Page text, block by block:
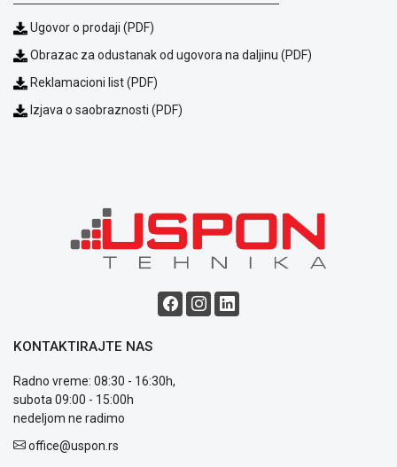
Opšti
uslovi
Saobraznost
Politika
Kontakt
KREDIT
Ugovor o prodaji (PDF)
Obrazac za odustanak od ugovora na daljinu (PDF)
Reklamacioni list (PDF)
Izjava o saobraznosti (PDF)
KONTAKTIRAJTE NAS
Radno vreme: 08:30 - 16:30h,
subota 09:00 - 15:00h
nedeljom ne radimo
office@uspon.rs